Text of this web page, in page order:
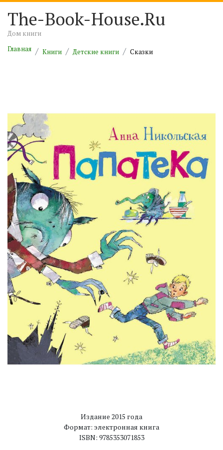
The-Book-House.Ru
Дом книги
Главная
Книги Детские книги Сказки
Издание 2015 года
Формат: электронная книга
ISBN: 9785353071853